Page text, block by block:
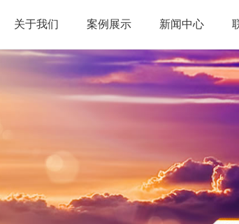
关于我们 案例展示 新闻中心